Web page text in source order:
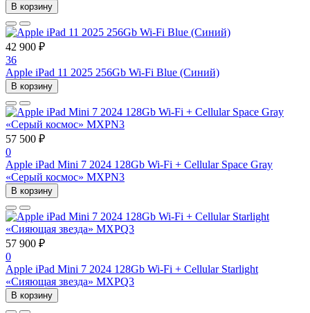
В корзину
42 900 ₽
36
Apple iPad 11 2025 256Gb Wi-Fi Blue (Синий)
В корзину
57 500 ₽
0
Apple iPad Mini 7 2024 128Gb Wi-Fi + Cellular Space Gray
«Серый космос» MXPN3
В корзину
57 900 ₽
0
Apple iPad Mini 7 2024 128Gb Wi-Fi + Cellular Starlight
«Сияющая звезда» MXPQ3
В корзину